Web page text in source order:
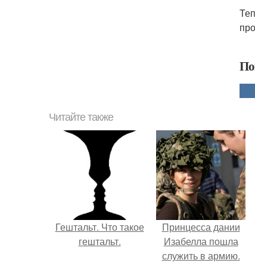
Читайте также
Гештальт. Что такое
гештальт.
Принцесса дании
Изабелла пошла
служить в армию.